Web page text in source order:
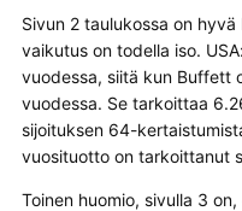
Sivun 2 taulukossa on
vaikutus on todella iso.
vuodessa, siitä kun Buffett
vuodessa. Se tarkoittaa
sijoituksen 64-
vuosituotto on tarkoittanut
Toinen huomio, sivulla 3